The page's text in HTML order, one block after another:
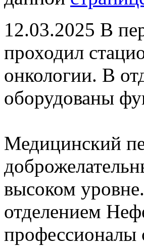
12.03.2025 В
проходил
онкологии. В
оборудованы
Медицинский
высоком
отделением
профессионалы